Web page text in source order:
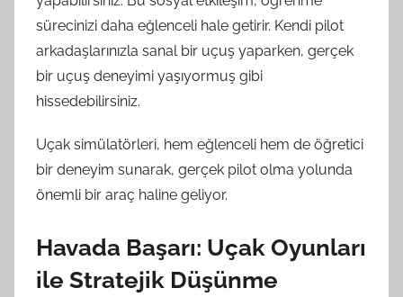
sürecinizi daha eğlenceli hale getirir. Kendi pilot
arkadaşlarınızla sanal bir uçuş yaparken, gerçek
bir uçuş deneyimi yaşıyormuş gibi
hissedebilirsiniz.
Uçak simülatörleri, hem eğlenceli hem de öğretici
bir deneyim sunarak, gerçek pilot olma yolunda
önemli bir araç haline geliyor.
Havada Başarı: Uçak Oyunları
ile Stratejik Düşünme